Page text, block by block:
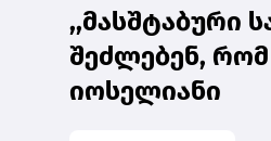
,,მასშტაბური
შეძლებენ,
იოსელიანი